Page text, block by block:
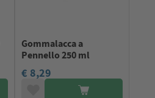
Gommalacca a
Pennello 250 ml
€ 8,29